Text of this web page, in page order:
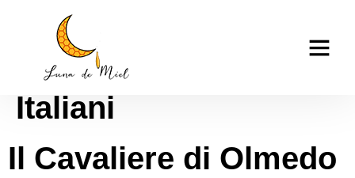
Il Cavaliere di
Olmedo | eBook
Italiani
Il Cavaliere di Olmedo